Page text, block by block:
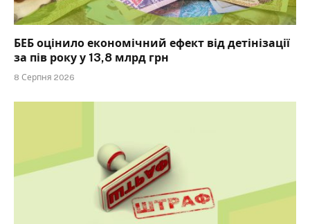
БЕБ оцінило економічний ефект від детінізації
за пів року у 13,8 млрд грн
8 Серпня 2026